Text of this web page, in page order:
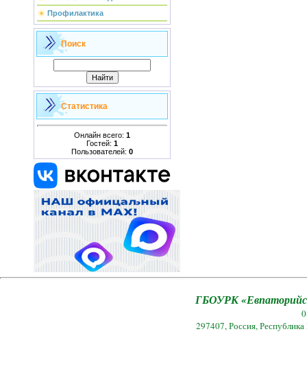
Профилактика
Поиск
Статистика
Онлайн всего: 1
Гостей: 1
Пользователей: 0
ГБОУРК
297407, Россия,